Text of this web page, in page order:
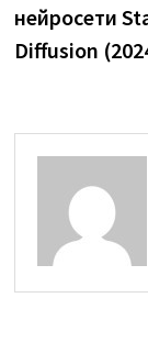
нейросети
Diffusion